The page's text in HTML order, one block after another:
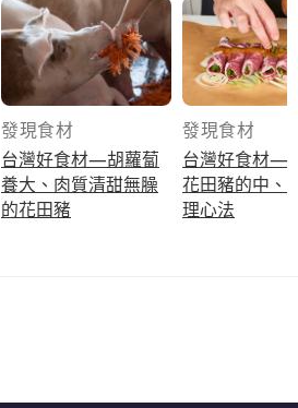
發現食材
台灣好食材—胡蘿蔔
養大、肉質清甜無臊
的花田豬
發現食材
台灣好食材—
花田豬的中、
理心法